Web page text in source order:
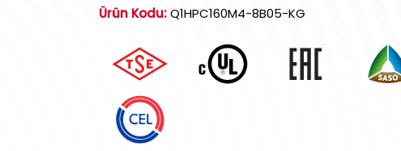
Ürün Kodu:Q1HPC160M4-8B05-KG